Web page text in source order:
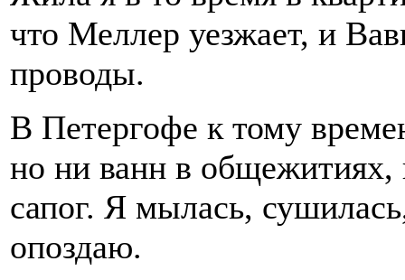
что Меллер уезжает, и
проводы.
В Петергофе к тому
но ни ванн в общежитиях,
сапог. Я мылась,
опоздаю.